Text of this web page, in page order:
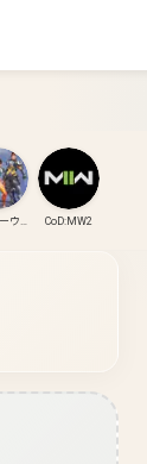
オーバーウォッチ CoD:MW2